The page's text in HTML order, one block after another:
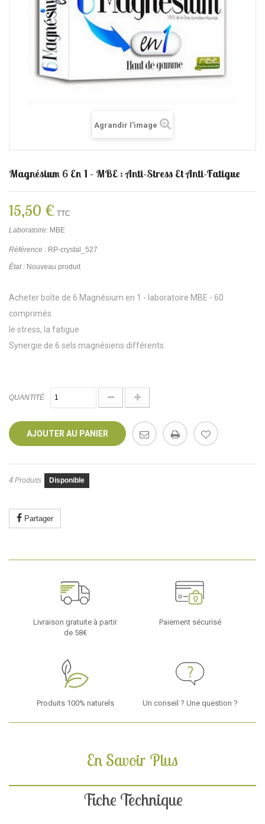
Agrandir l'image
Magnésium 6 En 1 - MBE : Anti-Stress Et Anti-Fatigue
15,50 € TTC
Laboratoire: MBE
Référence : RP-crystal_527
État : Nouveau produit
Acheter boîte de 6 Magnésium en 1 - laboratoire MBE - 60
comprimés
le stress, la fatigue
Synergie de 6 sels magnésiens différents.
QUANTITÉ
AJOUTER AU PANIER
4 Produits Disponible
Partager
Livraison gratuite à partir
de 58€
Paiement sécurisé
Produits 100% naturels Un conseil ? Une question ?
En Savoir Plus
Fiche Technique